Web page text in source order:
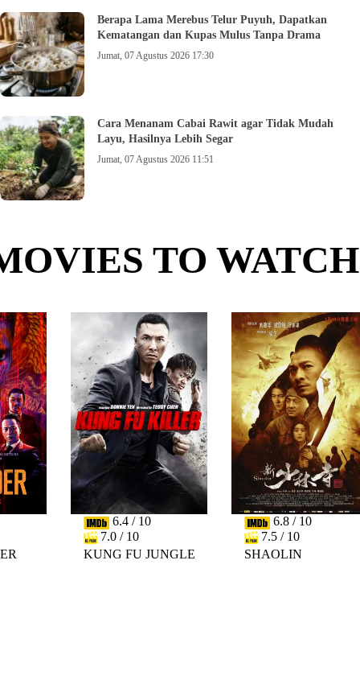
Berapa Lama Merebus Telur Puyuh, Dapatkan
Kematangan dan Kupas Mulus Tanpa Drama
Jumat, 07 Agustus 2026 17:30
Cara Menanam Cabai Rawit agar Tidak Mudah
Layu, Hasilnya Lebih Segar
Jumat, 07 Agustus 2026 11:51
TO WATCH
6.4 / 10
7.0 / 10
KUNG FU JUNGLE
6.8 / 10
7.5 / 10
SHAOLIN